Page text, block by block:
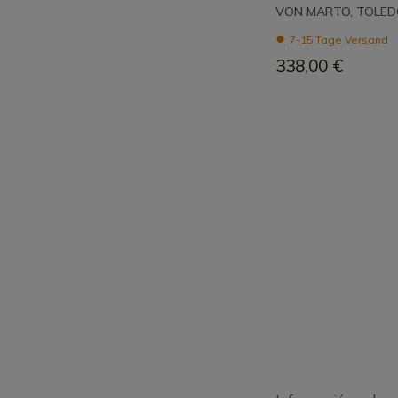
VON MARTO,
7-15 Tage Versand
338,00 €